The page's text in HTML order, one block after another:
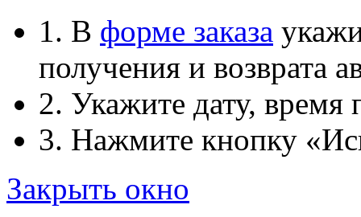
1. В форме заказа
получения и возврата
2. Укажите дату, время
3. Нажмите кнопку
Закрыть окно